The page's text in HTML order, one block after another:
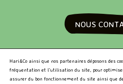
NOUS
Hari&Co ainsi que nos partenaires déposons des
fréquentation et l’utilisation du site, pour
assurer du bon fonctionnement du site ainsi que